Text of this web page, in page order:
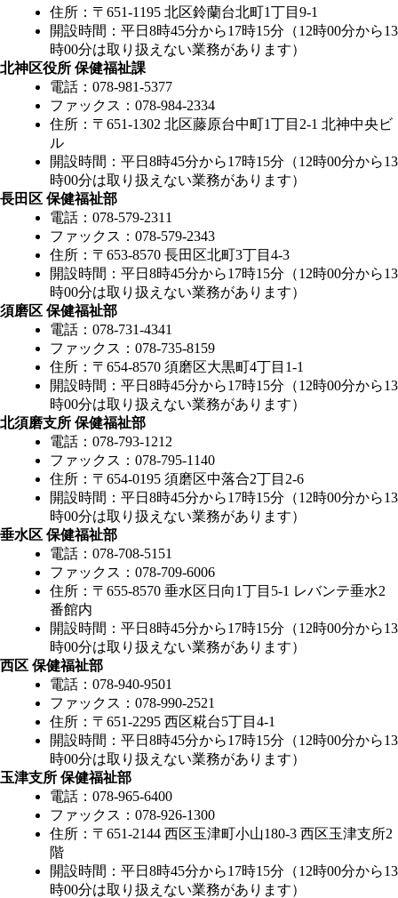
住所：〒651-1195 北区鈴蘭台北町1丁目9-1
開設時間：平日8時45分から17時15分（12時00分から13
時00分は取り扱えない業務があります）
北神区役所 保健福祉課
電話：078-981-5377
ファックス：078-984-2334
住所：〒651-1302 北区藤原台中町1丁目2-1 北神中央ビ
ル
開設時間：平日8時45分から17時15分（12時00分から13
時00分は取り扱えない業務があります）
長田区 保健福祉部
電話：078-579-2311
ファックス：078-579-2343
住所：〒653-8570 長田区北町3丁目4-3
開設時間：平日8時45分から17時15分（12時00分から13
時00分は取り扱えない業務があります）
須磨区 保健福祉部
電話：078-731-4341
ファックス：078-735-8159
住所：〒654-8570 須磨区大黒町4丁目1-1
開設時間：平日8時45分から17時15分（12時00分から13
時00分は取り扱えない業務があります）
北須磨支所 保健福祉部
電話：078-793-1212
ファックス：078-795-1140
住所：〒654-0195 須磨区中落合2丁目2-6
開設時間：平日8時45分から17時15分（12時00分から13
時00分は取り扱えない業務があります）
垂水区 保健福祉部
電話：078-708-5151
ファックス：078-709-6006
住所：〒655-8570 垂水区日向1丁目5-1 レバンテ垂水2
番館内
開設時間：平日8時45分から17時15分（12時00分から13
時00分は取り扱えない業務があります）
西区 保健福祉部
電話：078-940-9501
ファックス：078-990-2521
住所：〒651-2295 西区糀台5丁目4-1
開設時間：平日8時45分から17時15分（12時00分から13
時00分は取り扱えない業務があります）
玉津支所 保健福祉部
電話：078-965-6400
ファックス：078-926-1300
住所：〒651-2144 西区玉津町小山180-3 西区玉津支所2
階
開設時間：平日8時45分から17時15分（12時00分から13
時00分は取り扱えない業務があります）